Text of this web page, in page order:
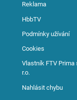
Reklama
HbbTV
Podmínky užívání
Cookies
Vlastník FTV Prima
r.o.
Nahlásit chybu